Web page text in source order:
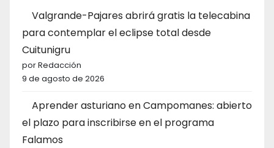
Valgrande-Pajares abrirá gratis la telecabina
para contemplar el eclipse total desde
Cuitunigru
por Redacción
9 de agosto de 2026
Aprender asturiano en Campomanes: abierto
el plazo para inscribirse en el programa
Falamos